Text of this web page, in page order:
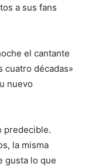
a sus fans
el cantante
cuatro décadas»
nuevo
predecible.
la misma
gusta lo que